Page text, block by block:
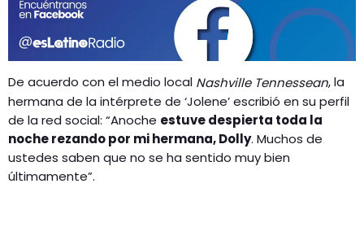
De acuerdo con el medio local Nashville Tennessean, la
hermana de la intérprete de ‘Jolene’ escribió en su perfil
de la red social: “Anoche estuve despierta toda la
noche rezando por mi hermana, Dolly. Muchos de
ustedes saben que no se ha sentido muy bien
últimamente”.